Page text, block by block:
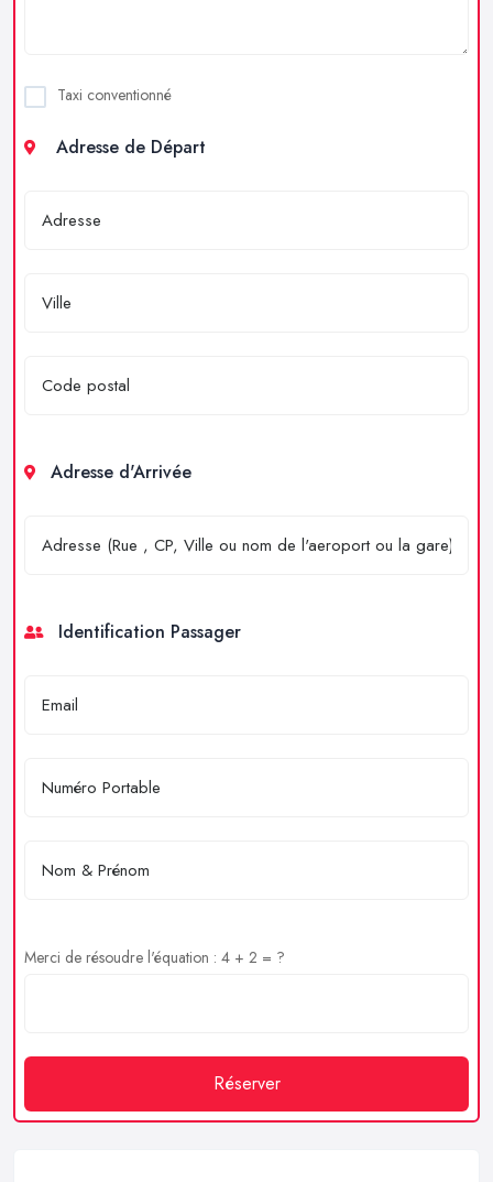
Taxi conventionné
Adresse de Départ
Adresse d'Arrivée
Identification Passager
Merci de résoudre l'équation : 4 + 2 = ?
Réserver